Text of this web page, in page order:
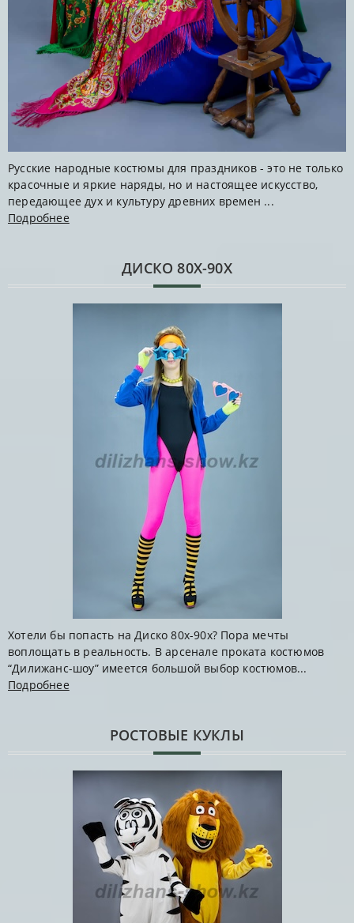
Русские народные костюмы для праздников - это не только
красочные и яркие наряды, но и настоящее искусство,
передающее дух и культуру древних времен ...
Подробнее
ДИСКО 80Х-90Х
Хотели бы попасть на Диско 80х-90х? Пора мечты
воплощать в реальность. В арсенале проката костюмов
“Дилижанс-шоу” имеется большой выбор костюмов...
Подробнее
РОСТОВЫЕ КУКЛЫ